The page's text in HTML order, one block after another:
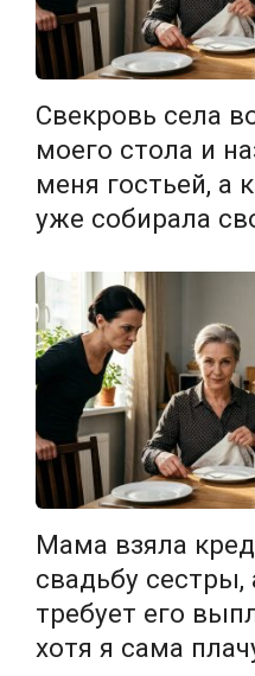
Свекровь села
моего стола и
меня гостьей, а
уже собирала
Мама взяла
свадьбу сестры,
требует его
хотя я сама